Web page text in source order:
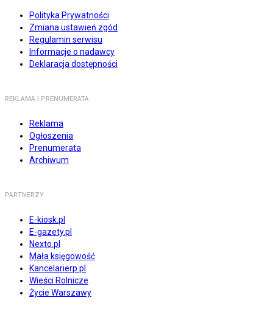
Polityka Prywatności
Zmiana ustawień zgód
Regulamin serwisu
Informacje o nadawcy
Deklaracja dostępności
REKLAMA I PRENUMERATA
Reklama
Ogłoszenia
Prenumerata
Archiwum
PARTNERZY
E-kiosk.pl
E-gazety.pl
Nexto.pl
Mała księgowość
Kancelarierp.pl
Wieści Rolnicze
Życie Warszawy